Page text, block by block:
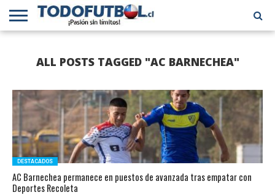
CHILENA
EN EL
MUNDO
INTERNACIONAL
ALL POSTS TAGGED "AC BARNECHEA"
DESTACADOS
AC Barnechea permanece en puestos de avanzada tras empatar con
Deportes Recoleta